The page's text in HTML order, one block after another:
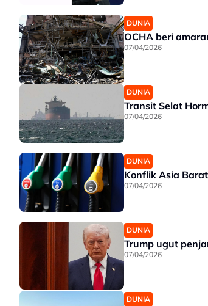
DUNIA
OCHA beri
07/04/2026
DUNIA
Transit Selat
07/04/2026
DUNIA
Konflik Asia
07/04/2026
DUNIA
Trump ugut
07/04/2026
DUNIA